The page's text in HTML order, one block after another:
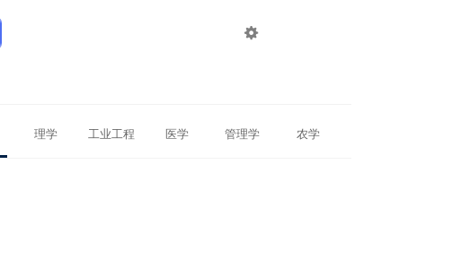

理学 工业工程 医学 管理学 农学